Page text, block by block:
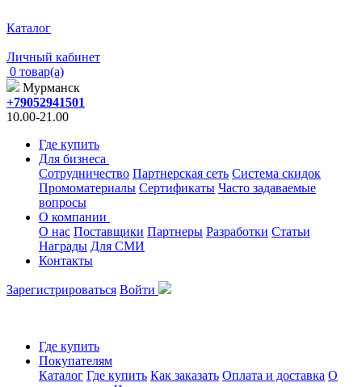
Каталог
Личный кабинет
0 товар(а)
Мурманск
+79052941501
10.00-21.00
Где купить
Для бизнеса
Сотрудничество Партнерская сеть Система скидок
Промоматериалы Сертификаты Часто задаваемые
вопросы
О компании
О нас Поставщики Партнеры Разработки Статьи
Награды Для СМИ
Контакты
Зарегистрироваться Войти
Где купить
Покупателям
Каталог Где купить Как заказать Оплата и доставка О